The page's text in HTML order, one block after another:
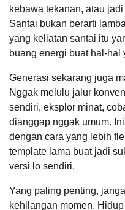
kebawa tekanan, atau
Santai bukan berarti
yang keliatan santai itu
buang energi buat hal-hal
Generasi sekarang juga
Nggak melulu jalur
sendiri, eksplor minat,
dianggap nggak umum.
dengan cara yang lebih
template lama buat jadi
versi lo sendiri.
Yang paling penting,
kehilangan momen.